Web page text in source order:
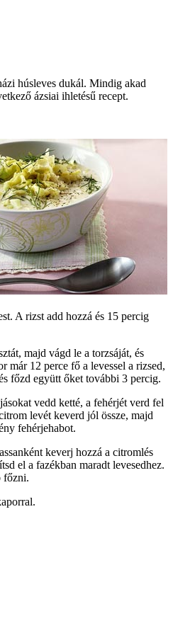
húsleves dukál. Mindig akad
ázsiai ihletésű recept.
A rizst add hozzá és 15 percig
majd vágd le a torzsáját, és
12 perce fő a levessel a rizsed,
főzd együtt őket további 3 percig.
vedd ketté, a fehérjét verd fel
levét keverd jól össze, majd
fehérjehabot.
keverj hozzá a citromlés
el a fazékban maradt levesedhez.
főzni.